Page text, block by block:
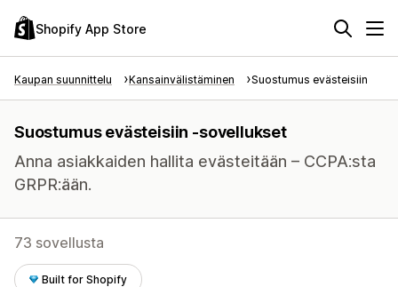
Shopify App Store
Kaupan suunnittelu Kansainvälistäminen Suostumus evästeisiin
Suostumus evästeisiin -sovellukset
Anna asiakkaiden hallita evästeitään – CCPA:sta
GRPR:ään.
73 sovellusta
Built for Shopify